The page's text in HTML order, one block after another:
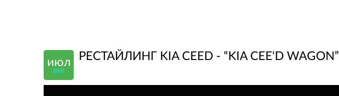
июл
2007
РЕСТАЙЛИНГ KIA CEED - “KIA CEE‘D WAGON”